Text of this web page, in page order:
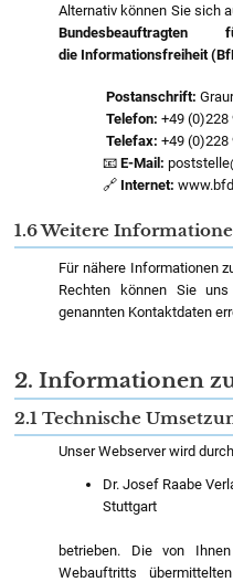
Alternativ können Sie sich
die Informationsfreiheit
Postanschrift:
Telefon: +49 (0)228
Telefax: +49 (0)228
📧E-Mail:
🔗 Internet:
1.6 Weitere
Für nähere Informationen
Rechten können Sie
genannten Kontaktdaten
2. Informationen
2.1 Technische
Unser Webserver wird
Dr. Josef Raabe
Stuttgart
betrieben. Die von
Webauftritts